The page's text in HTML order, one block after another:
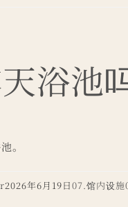
浴池
。
2026年6月19日07.馆内设施